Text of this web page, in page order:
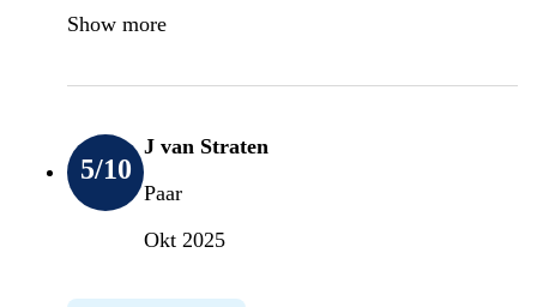
Show more
5/10
J van Straten
Paar
Okt 2025